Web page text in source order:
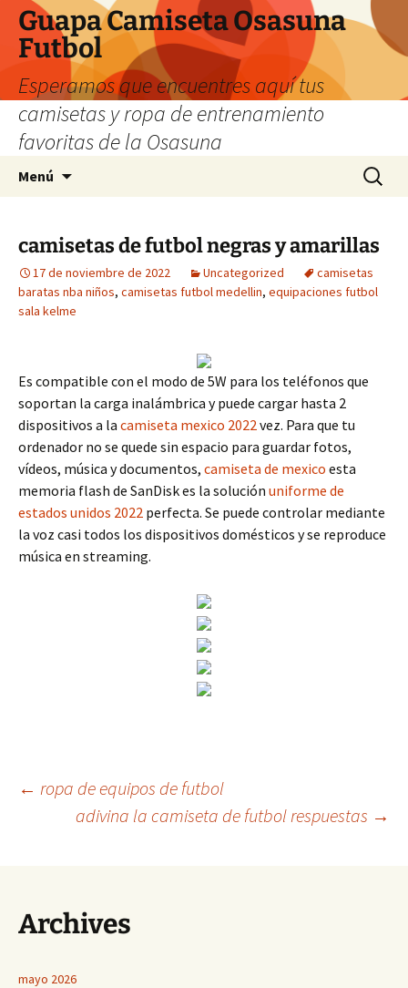
Guapa Camiseta Osasuna
Futbol
Esperamos que encuentres aquí tus
camisetas y ropa de entrenamiento
favoritas de la Osasuna
Menú Buscar:
camisetas de futbol negras y amarillas
17 de noviembre de 2022 Uncategorized
camisetas
baratas nba niños, camisetas futbol medellin, equipaciones futbol
sala kelme
Es compatible con el modo de 5W para los teléfonos que
soportan la carga inalámbrica y puede cargar hasta 2
dispositivos a la camiseta mexico 2022vez. Para que tu
ordenador no se quede sin espacio para guardar fotos,
vídeos, música y documentos, camiseta de mexico esta
memoria flash de SanDisk es la solución uniforme de
estados unidos 2022 perfecta. Se puede controlar mediante
la voz casi todos los dispositivos domésticos y se reproduce
música en streaming.
Navegación
entradas
← ropa de equipos de futbol
adivina la camiseta de futbol respuestas →
Archives
mayo 2026